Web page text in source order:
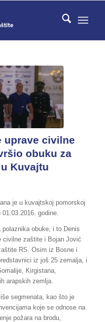
uprave civilne
obuku za
Kuvajtu
je u kuvajtskoj pomorskoj
godine.
obuke, i to Denis
civilne zaštite i Bojan Jović
RS. Osim iz Bosne i
iz još 25 zemalja, i
Kirgistana,
arapskih zemlja.
segmenata, kao što je
koje se odnose na
požara na brodu,